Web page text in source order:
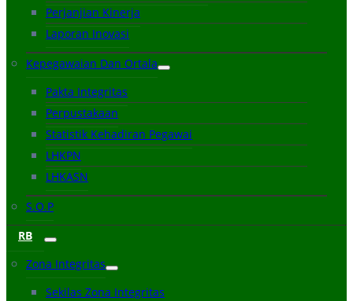
Perjanjian Kinerja
Laporan Inovasi
Kepegawaian Dan Ortala
Pakta Integritas
Perpustakaan
Statistik Kehadiran Pegawai
LHKPN
LHKASN
S.O.P
RB
Zona Integritas
Sekilas Zona Integritas